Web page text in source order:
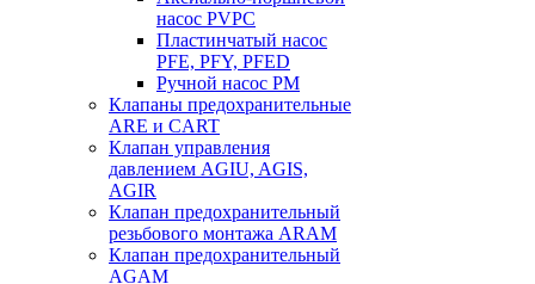
насос PVPC
Пластинчатый насос
PFE, PFY, PFED
Ручной насос PM
Клапаны предохранительные
ARE и CART
Клапан управления
давлением AGIU, AGIS,
AGIR
Клапан предохранительный
резьбового монтажа ARAM
Клапан предохранительный
AGAM